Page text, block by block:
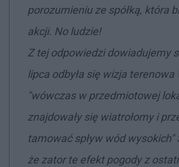
porozumieniu ze spółką, która
akcji. No ludzie!
Z tej odpowiedzi dowiadujemy
lipca odbyła się wizja terenowa
"wówczas w przedmiotowej
znajdowały się wiatrołomy i
tamować spływ wód wysokich"
że zator te efekt pogody z